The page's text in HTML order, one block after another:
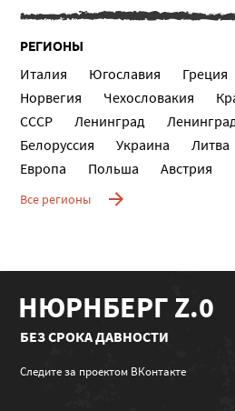
РЕГИОНЫ
Италия Югославия Греция
Норвегия
Чехословакия
СССР
Ленинград
Белоруссия
Украина Литва
Европа
Польша Австрия
Все регионы
НЮРНБЕРГ Z.0
БЕЗ СРОКА ДАВНОСТИ
Следите за проектом ВКонтакте